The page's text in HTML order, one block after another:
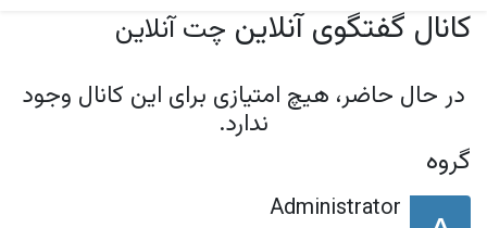
کانال گفتگوی آنلاین چت آنلاین
در حال حاضر، هیچ امتیازی برای این کانال وجود
ندارد.
گروه
Administrator